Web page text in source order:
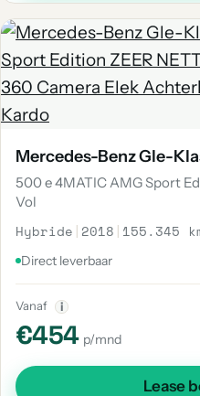
Mercedes-Benz Gle-
500 e 4MATIC AMG Sport
Vol
Hybride | 2018 | 155.345
Direct leverbaar
Vanaf i
€454 p/mnd
Lease